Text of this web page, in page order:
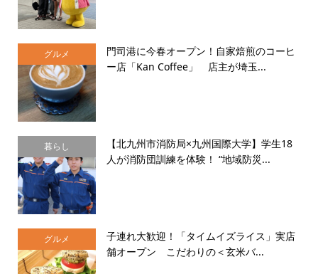
グルメ
門司港に今春オープン！自家焙煎のコーヒ
ー店「Kan Coffee」 店主が埼玉...
暮らし
【北九州市消防局×九州国際大学】学生18
人が消防団訓練を体験！ “地域防災...
グルメ
子連れ大歓迎！「タイムイズライス」実店
舗オープン こだわりの＜玄米バ...